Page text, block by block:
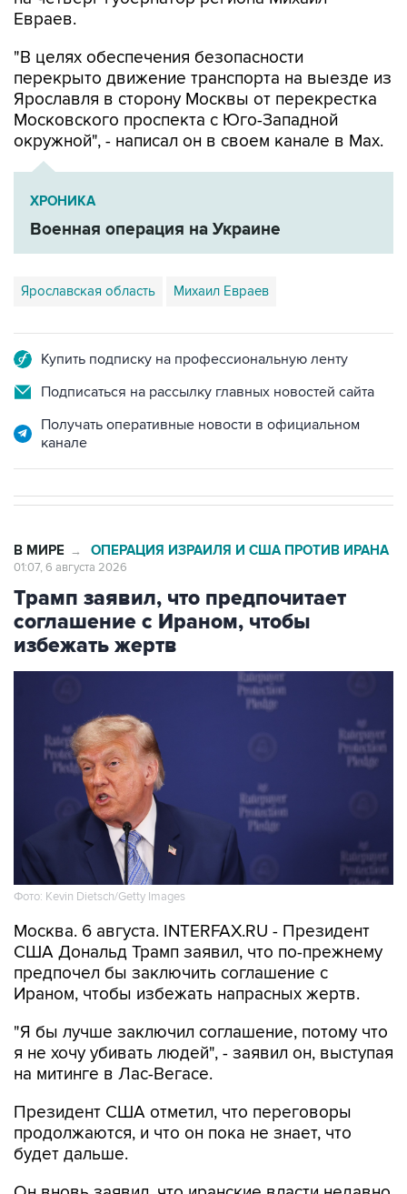
"В целях обеспечения безопасности
Ярославля в сторону Москвы от перекрестка
Московского проспекта с Юго-Западной
окружной", - написал он в своем канале в Мах.
ХРОНИКА
Военная операция на Украине
Ярославская область Михаил Евраев
Подписаться на рассылку главных новостей сайта
Получать оперативные новости в официальном
канале
Трамп заявил, что предпочитает
соглашение с Ираном, чтобы
избежать жертв
Фото: Kevin Dietsch/Getty Images
Москва. 6 августа. INTERFAX.RU - Президент
предпочел бы заключить соглашение с
Ираном, чтобы избежать напрасных жертв.
"Я бы лучше заключил соглашение, потому что
на митинге в Лас-Вегасе.
Президент США отметил, что переговоры
будет дальше.
Он вновь заявил, что иранские власти недавно